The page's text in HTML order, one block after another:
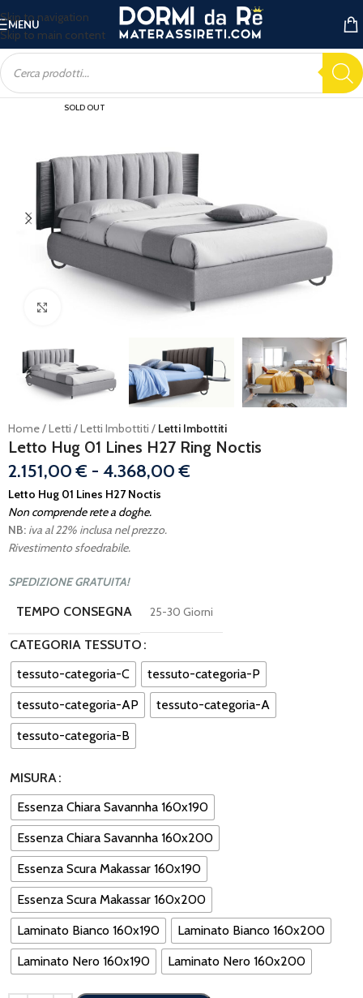
Skip to navigation
Skip to main content
MENU
SOLD OUT
Home Letti Letti Imbottiti Letti Imbottiti
Letto Hug 01 Lines H27 Ring Noctis
2.151,00€ - 4.368,00€
Letto Hug 01 Lines H27 Noctis
Non comprende rete a doghe.
NB: iva al 22% inclusa nel prezzo.
Rivestimento sfoedrabile.
SPEDIZIONE GRATUITA!
TEMPO CONSEGNA 25-30 Giorni
CATEGORIA TESSUTO
tessuto-categoria-C
tessuto-categoria-P
tessuto-categoria-AP
tessuto-categoria-A
tessuto-categoria-B
MISURA
Essenza Chiara Savannha 160x190
Essenza Chiara Savannha 160x200
Essenza Scura Makassar 160x190
Essenza Scura Makassar 160x200
Laminato Bianco 160x190
Laminato Bianco 160x200
Laminato Nero 160x190
Laminato Nero 160x200